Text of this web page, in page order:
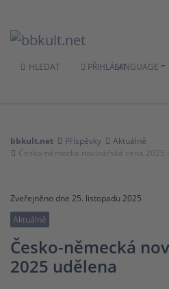
HLEDAT PŘIHLÁSITLANGUAGE
bbkult.net Příspěvky
Aktuálně
Česko-německá novinářská cena 2025
Zveřejněno dne 25. listopadu 2025
Aktuálně
Česko-německá
2025 udělena